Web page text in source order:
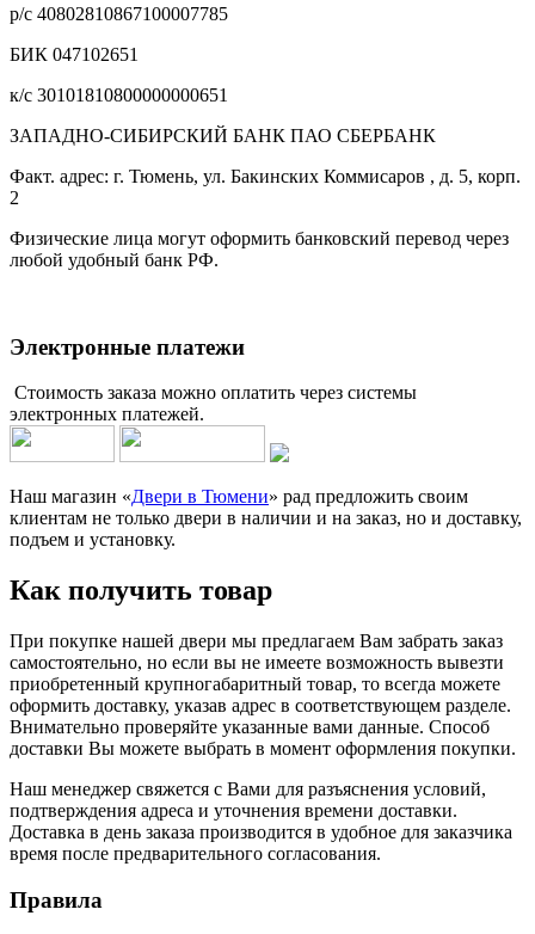
р/с 40802810867100007785
БИК 047102651
к/с 30101810800000000651
ЗАПАДНО-СИБИРСКИЙ БАНК ПАО СБЕРБАНК
Факт. адрес: г. Тюмень, ул. Бакинских Коммисаров , д. 5, корп.
2
Физические лица могут оформить банковский перевод через
любой удобный банк РФ.
Электронные платежи
Стоимость заказа можно оплатить через системы
электронных платежей.
Наш магазин «Двери в Тюмени» рад предложить своим
клиентам не только двери в наличии и на заказ, но и доставку,
подъем и установку.
Как получить товар
При покупке нашей двери мы предлагаем Вам забрать заказ
самостоятельно, но если вы не имеете возможность вывезти
приобретенный крупногабаритный товар, то всегда можете
оформить доставку, указав адрес в соответствующем разделе.
Внимательно проверяйте указанные вами данные. Способ
доставки Вы можете выбрать в момент оформления покупки.
Наш менеджер свяжется с Вами для разъяснения условий,
подтверждения адреса и уточнения времени доставки.
Доставка в день заказа производится в удобное для заказчика
время после предварительного согласования.
Правила